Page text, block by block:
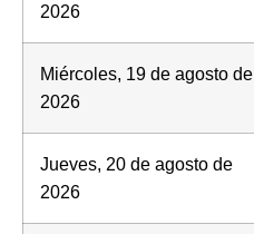
2026
Miércoles, 19 de agosto de
2026
Jueves, 20 de agosto de
2026